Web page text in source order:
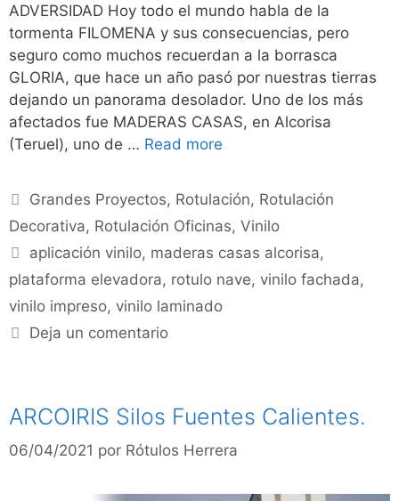
ADVERSIDAD Hoy todo el mundo habla de la
tormenta FILOMENA y sus consecuencias, pero
seguro como muchos recuerdan a la borrasca
GLORIA, que hace un año pasó por nuestras tierras
dejando un panorama desolador. Uno de los más
afectados fue MADERAS CASAS, en Alcorisa
(Teruel), uno de … Read more
Grandes Proyectos, Rotulación, Rotulación
Decorativa, Rotulación Oficinas, Vinilo
aplicación vinilo, maderas casas alcorisa,
plataforma elevadora, rotulo nave, vinilo fachada,
vinilo impreso, vinilo laminado
Deja un comentario
ARCOIRIS Silos Fuentes Calientes.
06/04/2021 por Rótulos Herrera